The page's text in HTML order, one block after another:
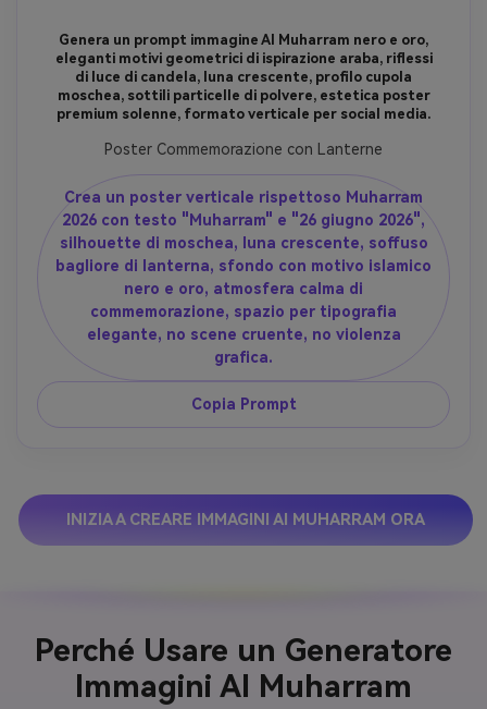
Genera un prompt immagine AI Muharram nero e oro,
eleganti motivi geometrici di ispirazione araba, riflessi
di luce di candela, luna crescente, profilo cupola
moschea, sottili particelle di polvere, estetica poster
premium solenne, formato verticale per social media.
Poster Commemorazione con Lanterne
Crea un poster verticale rispettoso Muharram
2026 con testo "Muharram" e "26 giugno 2026",
silhouette di moschea, luna crescente, soffuso
bagliore di lanterna, sfondo con motivo islamico
nero e oro, atmosfera calma di
commemorazione, spazio per tipografia
elegante, no scene cruente, no violenza
grafica.
Copia Prompt
INIZIA A CREARE IMMAGINI AI MUHARRAM ORA
Perché Usare un Generatore
Immagini AI Muharram